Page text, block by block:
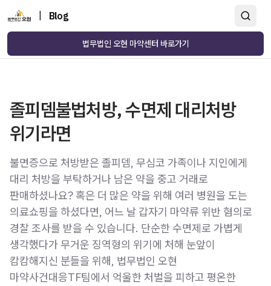
Blog
법무법인 오현 마약센터 바로가기
졸피뎀불법처방, 수면제 대리처방
위기라면
불면증으로 처방받은 졸피뎀, 무심코 가족이나 지인에게
대리 처방을 부탁하거나 남은 약을 중고 거래로
판매하셨나요? 혹은 더 많은 약을 위해 여러 병원을 도는
의료쇼핑을 하셨다면, 어느 날 갑자기 마약류 위반 혐의로
경찰 조사를 받을 수 있습니다. 단순한 수면제로 가볍게
생각했다가 무거운 징역형의 위기에 처해 눈앞이
캄캄해지신 분들을 위해, 법무법인 오현
마약사건대응TF팀에서 억울한 처벌을 피하고 평온한